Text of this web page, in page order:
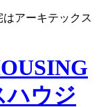
アーキテックス